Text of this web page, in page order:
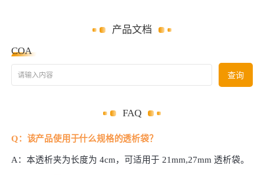
产品文档
COA
请输入内容 查询
FAQ
Q： 该产品使用于什么规格的透析袋？
A：本透析夹为长度为 4cm，可适用于 21mm,27mm 透析袋。